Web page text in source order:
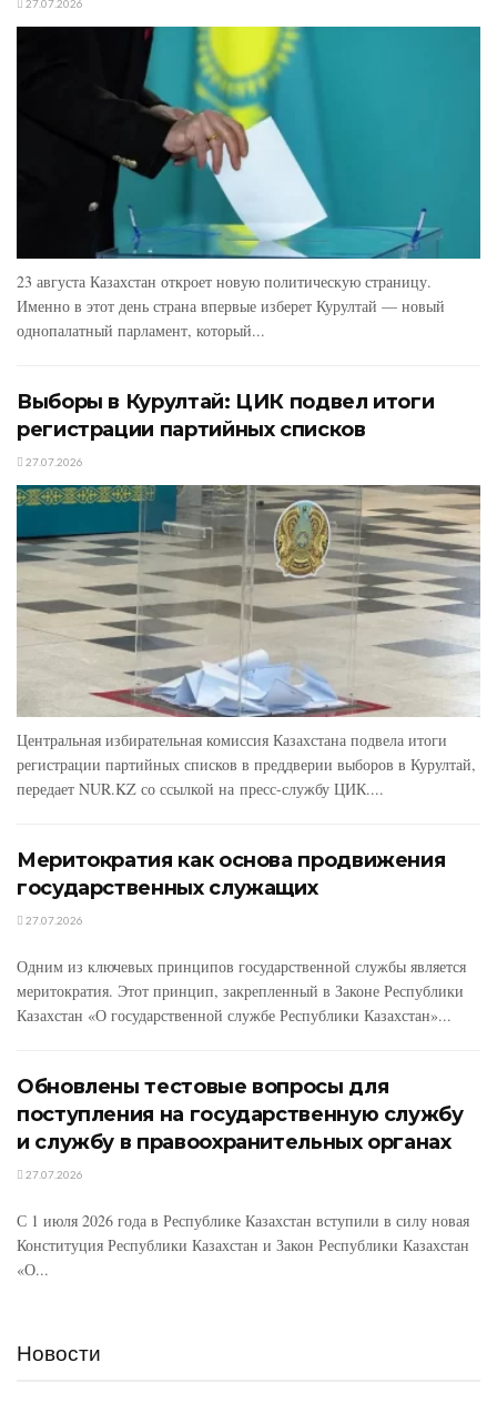
27.07.2026
23 августа Казахстан откроет новую политическую страницу.
Именно в этот день страна впервые изберет Курултай — новый
однопалатный парламент, который...
Выборы в Курултай: ЦИК подвел итоги
регистрации партийных списков
27.07.2026
Центральная избирательная комиссия Казахстана подвела итоги
регистрации партийных списков в преддверии выборов в Курултай,
передает NUR.KZ со ссылкой на пресс-службу ЦИК....
Меритократия как основа продвижения
государственных служащих
27.07.2026
Одним из ключевых принципов государственной службы является
меритократия. Этот принцип, закрепленный в Законе Республики
Казахстан «О государственной службе Республики Казахстан»...
Обновлены тестовые вопросы для
поступления на государственную службу
и службу в правоохранительных органах
27.07.2026
С 1 июля 2026 года в Республике Казахстан вступили в силу новая
Конституция Республики Казахстан и Закон Республики Казахстан
«О...
Новости